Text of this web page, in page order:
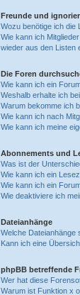
Freunde und
Wozu benötige ich die
Wie kann ich
wieder aus den Listen
Die Foren
Wie kann ich ein
Weshalb erhalte ich
Warum bekomme ich
Wie kann ich nach
Wie kann ich meine
Abonnements und
Was ist der
Wie kann ich ein
Wie kann ich ein
Wie deaktiviere ich
Dateianhänge
Welche Dateianhänge
Kann ich eine
phpBB betreffende
Wer hat diese
Warum ist Funktion x